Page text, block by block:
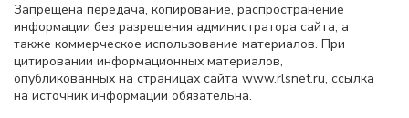
Запрещена передача, копирование, распространение
информации без разрешения администратора сайта, а
также коммерческое использование материалов. При
цитировании информационных материалов,
опубликованных на страницах сайта www.rlsnet.ru, ссылка
на источник информации обязательна.